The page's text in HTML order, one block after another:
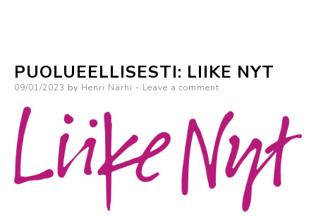
PUOLUEELLISESTI: LIIKE NYT
Posted
09/01/2023 by Henri Närhi Leave a comment